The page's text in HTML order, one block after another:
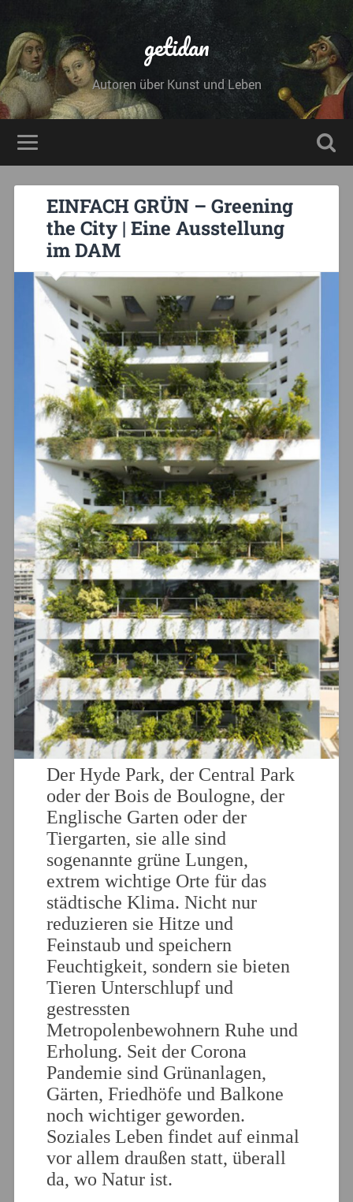
getidan
Autoren über Kunst und Leben
EINFACH GRÜN – Greening
the City | Eine Ausstellung
im DAM
Der Hyde Park, der Central Park
oder der Bois de Boulogne, der
Englische Garten oder der
Tiergarten, sie alle sind
sogenannte grüne Lungen,
extrem wichtige Orte für das
städtische Klima. Nicht nur
reduzieren sie Hitze und
Feinstaub und speichern
Feuchtigkeit, sondern sie bieten
Tieren Unterschlupf und
gestressten
Metropolenbewohnern Ruhe und
Erholung. Seit der Corona
Pandemie sind Grünanlagen,
Gärten, Friedhöfe und Balkone
noch wichtiger geworden.
Soziales Leben findet auf einmal
vor allem draußen statt, überall
da, wo Natur ist.